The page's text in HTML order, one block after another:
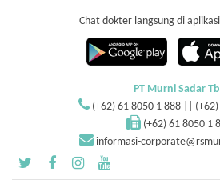
Chat dokter langsung di
PT Murni Sadar
(+62) 61 8050 1 888 ||
(+62) 61 8050 1
informasi-